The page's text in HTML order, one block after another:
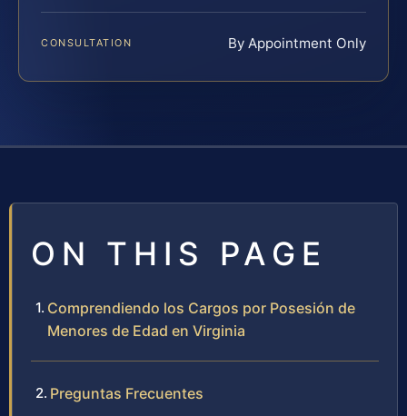
CONSULTATION By Appointment Only
ON THIS PAGE
Comprendiendo los Cargos por Posesión de
Menores de Edad en Virginia
Preguntas Frecuentes